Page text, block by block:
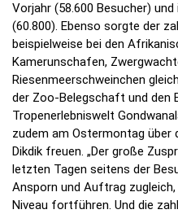
Vorjahr (58.600 Besucher)
(60.800). Ebenso sorgte der
beispielweise bei den
Kamerunschafen,
Riesenmeerschweinchen
der Zoo-Belegschaft und den
Tropenerlebniswelt
zudem am Ostermontag über
Dikdik freuen. „Der große
letzten Tagen seitens der
Ansporn und Auftrag
Niveau fortführen. Und die